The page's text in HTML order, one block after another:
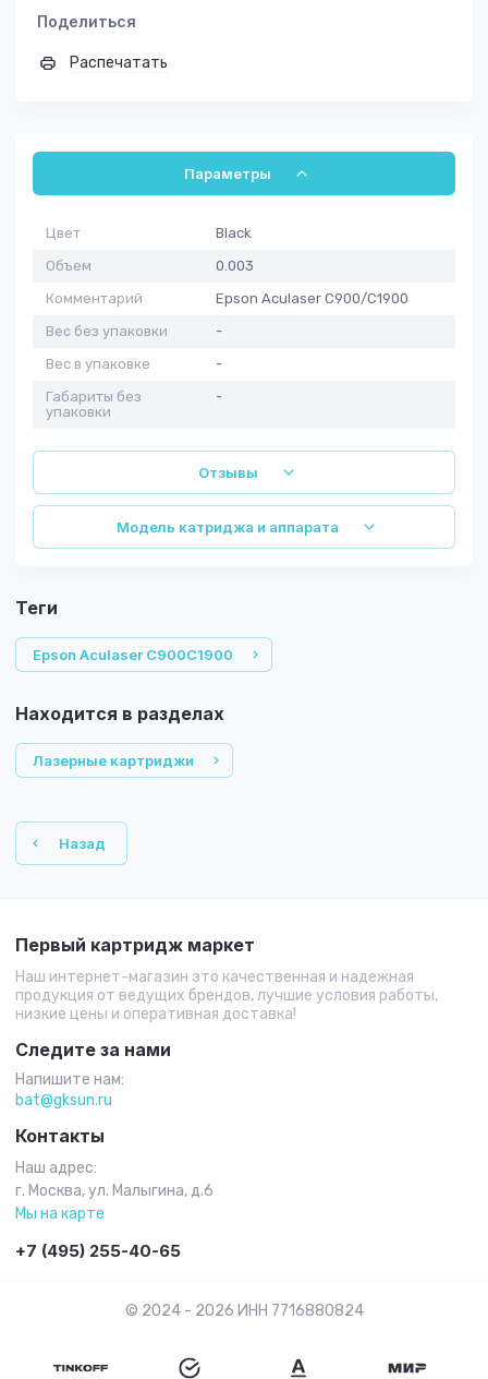
Поделиться
Распечатать
Параметры
Цвет
Black
Объем
0.003
Комментарий
Epson Aculaser C900/C1900
Вес без упаковки
-
Вес в упаковке
-
Габариты без
упаковки
-
Отзывы
Модель катриджа и аппарата
теги
Epson Aculaser C900C1900
Находится в разделах
Лазерные картриджи
Назад
Первый картридж маркет
Наш интернет-магазин это качественная и надежная
продукция от ведущих брендов, лучшие условия работы,
низкие цены и оперативная доставка!
Следите за нами
Напишите нам:
bat@gksun.ru
Контакты
Наш адрес:
г. Москва, ул. Малыгина, д.6
Мы на карте
+7 (495) 255-40-65
© 2024 - 2026 ИНН 7716880824